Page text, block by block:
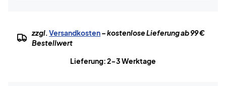
zzgl.Versandkosten– kostenlose Lieferung ab 99 €
Bestellwert
Lieferung: 2-3 Werktage